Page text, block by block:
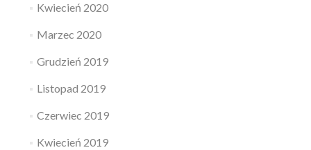
Kwiecień 2020
Marzec 2020
Grudzień 2019
Listopad 2019
Czerwiec 2019
Kwiecień 2019